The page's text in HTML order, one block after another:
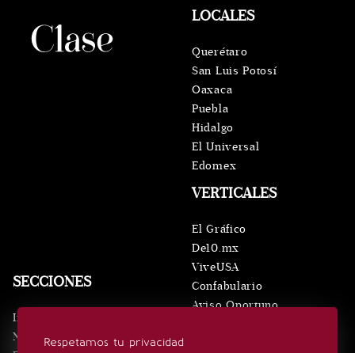
Respetamos tu privacidad
SECCIONES
Inicio
Noticias
VERTICALES
El Gráfico
De10.mx
ViveUSA
Confabulario
Aviso Oportuno
LOCALES
Querétaro
San Luis Potosí
Oaxaca
Puebla
Hidalgo
El Universal
Edomex